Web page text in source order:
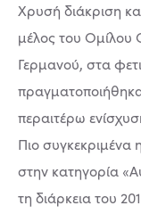
Χρυσή διάκριση
μέλος του
Γερμανού, στα
περαιτέρω
Πιο συγκεκριμένα
στην κατηγορία
τη διάρκεια του